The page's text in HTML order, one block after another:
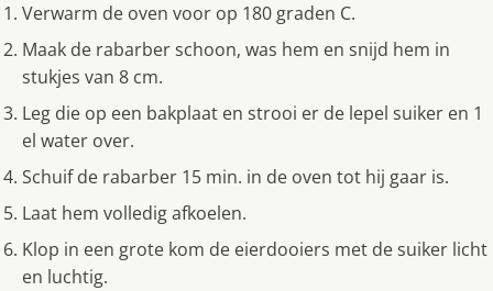
Verwarm de oven voor op 180 graden C.
Maak de rabarber schoon, was hem en snijd hem in
stukjes van 8 cm.
Leg die op een bakplaat en strooi er de lepel suiker en 1
el water over.
Schuif de rabarber 15 min. in de oven tot hij gaar is.
Laat hem volledig afkoelen.
Klop in een grote kom de eierdooiers met de suiker licht
en luchtig.